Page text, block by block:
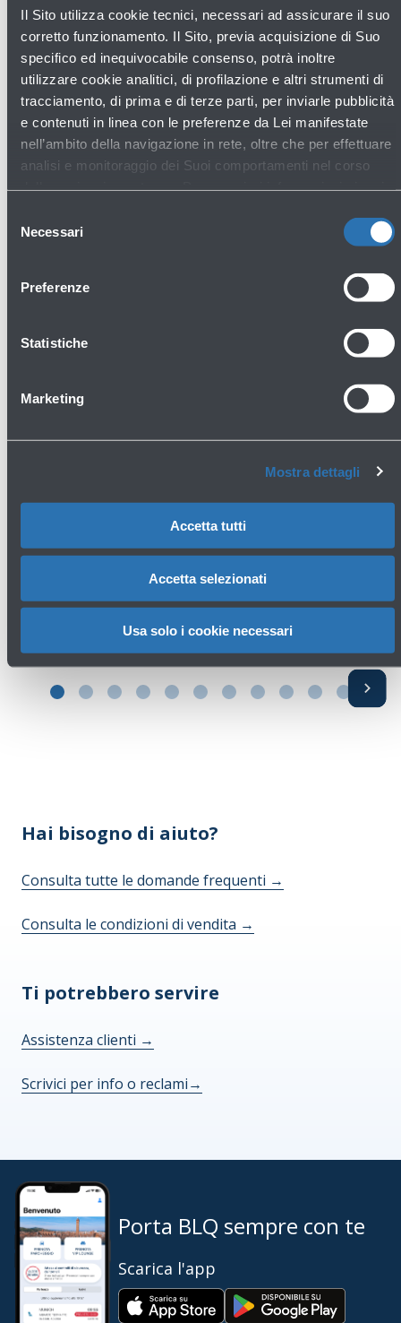
Il Sito utilizza cookie tecnici, necessari ad assicurare il suo
corretto funzionamento. Il Sito, previa acquisizione di Suo
specifico ed inequivocabile consenso, potrà inoltre
utilizzare cookie analitici, di profilazione e altri strumenti di
tracciamento, di prima e di terze parti, per inviarle pubblicità
e contenuti in linea con le preferenze da Lei manifestate
nell’ambito della navigazione in rete, oltre che per effettuare
analisi e monitoraggio dei Suoi comportamenti nel corso
La preghiamo di consultare l'
delNecessari
Preferenze
Statistiche
Marketing
Mostra dettagli
Accetta tutti
Accetta selezionati
Usa solo i cookie necessari
Bar e ristoranti
Amore - Bar e ristorante
Primo piano - Imbarchi
Scopri di più
Avanti
Hai bisogno di aiuto?
Consulta tutte le domande frequenti →
Consulta le condizioni di vendita →
Ti potrebbero servire
Assistenza clienti →
Scrivici per info o reclami→
Porta BLQ sempre con te
Scarica l'app